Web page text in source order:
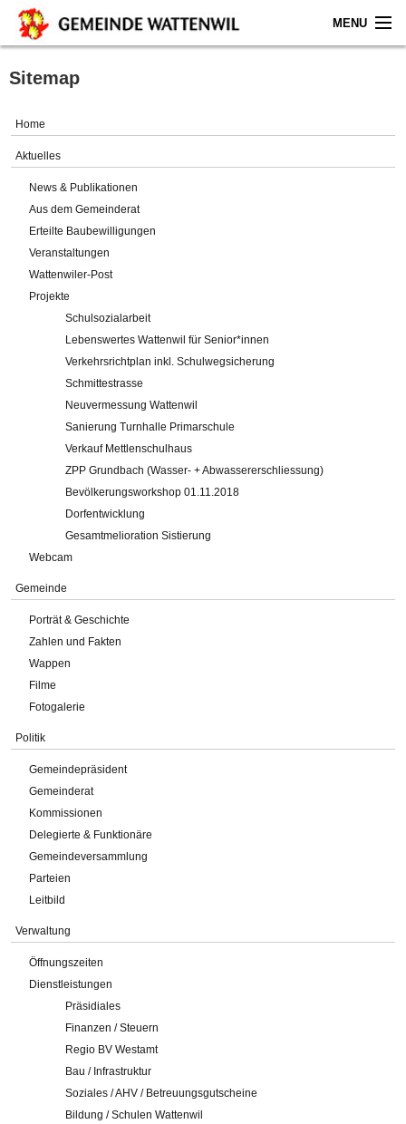
MENU
Home
Gemeinde
Verwaltung
Online-Service
Impressum
Sitemap
Home
Aktuelles
News & Publikationen
Aus dem Gemeinderat
Erteilte Baubewilligungen
Veranstaltungen
Wattenwiler-Post
Projekte
Schulsozialarbeit
Lebenswertes Wattenwil für Senior*innen
Verkehrsrichtplan inkl. Schulwegsicherung
Schmittestrasse
Neuvermessung Wattenwil
Sanierung Turnhalle Primarschule
Verkauf Mettlenschulhaus
ZPP Grundbach (Wasser- + Abwassererschliessung)
Bevölkerungsworkshop 01.11.2018
Dorfentwicklung
Gesamtmelioration Sistierung
Webcam
Gemeinde
Porträt & Geschichte
Zahlen und Fakten
Wappen
Filme
Fotogalerie
Politik
Gemeindepräsident
Gemeinderat
Kommissionen
Delegierte & Funktionäre
Gemeindeversammlung
Parteien
Leitbild
Verwaltung
Öffnungszeiten
Dienstleistungen
Präsidiales
Finanzen / Steuern
Regio BV Westamt
Bau / Infrastruktur
Soziales / AHV / Betreuungsgutscheine
Bildung / Schulen Wattenwil